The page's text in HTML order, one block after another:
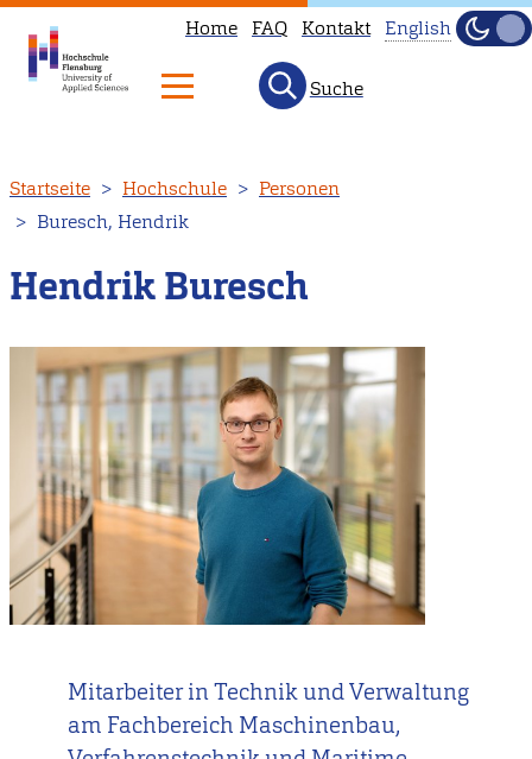
zum
Inhalt
Home FAQ Kontakt
page
English
Hell
Suche
Startseite Hochschule
Personen
Buresch, Hendrik
Hendrik Buresch
Mitarbeiter in Technik und Verwaltung
am Fachbereich Maschinenbau,